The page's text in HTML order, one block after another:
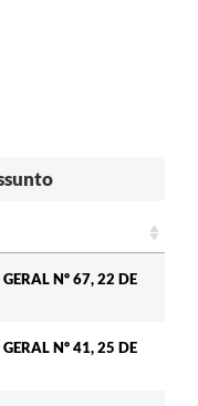
Nº 67, 22 DE
Nº 41, 25 DE